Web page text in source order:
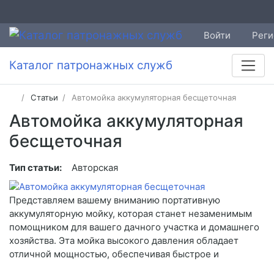
Войти
Каталог патронажных служб
Статьи Автомойка аккумуляторная бесщеточная
Автомойка аккумуляторная
бесщеточная
Тип статьи: Авторская
Представляем вашему вниманию портативную
аккумуляторную мойку, которая станет незаменимым
помощником для вашего дачного участка и домашнего
хозяйства. Эта мойка высокого давления обладает
отличной мощностью, обеспечивая быстрое и